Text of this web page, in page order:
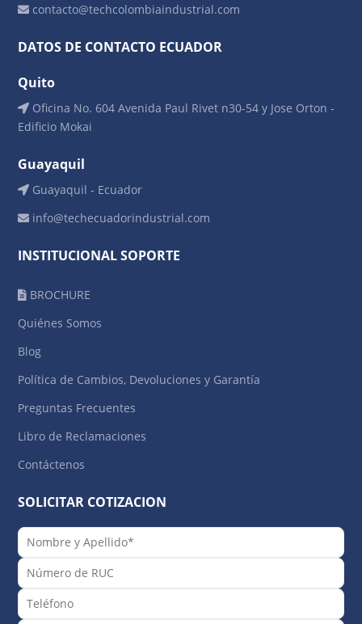
contacto@techcolombiaindustrial.com
DATOS DE CONTACTO ECUADOR
Quito
Oficina No. 604 Avenida Paul Rivet n30-54 y Jose Orton -
Edificio Mokai
Guayaquil
Guayaquil - Ecuador
info@techecuadorindustrial.com
INSTITUCIONAL SOPORTE
BROCHURE
Quiénes Somos
Blog
Política de Cambios, Devoluciones y Garantía
Preguntas Frecuentes
Libro de Reclamaciones
Contáctenos
SOLICITAR COTIZACION